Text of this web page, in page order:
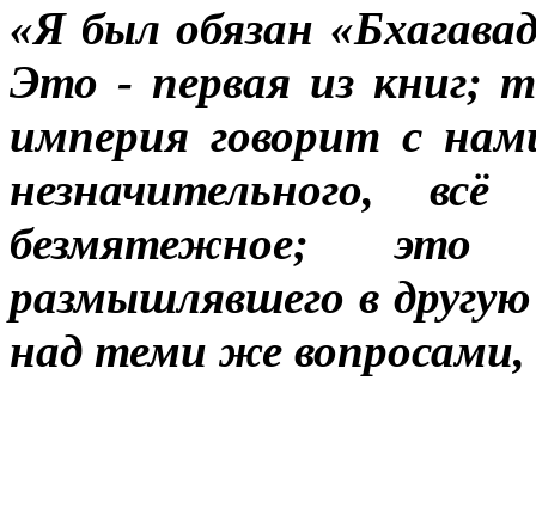
«Я был обязан
Это - первая из книг;
империя говорит с
незначительного, всё
безмятежное; это
размышлявшего в
над теми же вопросами,